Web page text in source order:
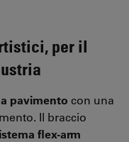
per il
pavimento con una
Il braccio
flex-arm